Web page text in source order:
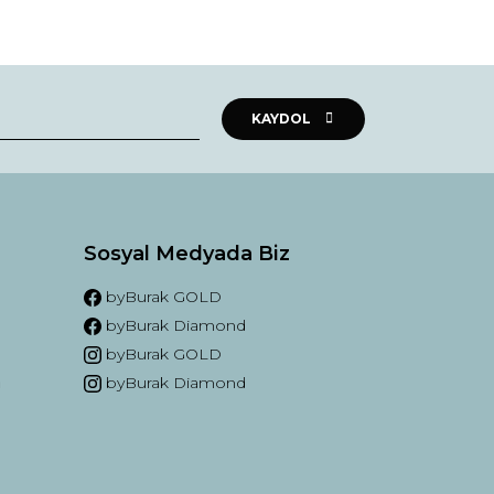
KAYDOL
Sosyal Medyada Biz
byBurak GOLD
byBurak Diamond
byBurak GOLD
byBurak Diamond